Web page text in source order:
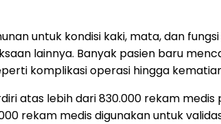
untuk kondisi kaki, mata, dan
lainnya. Banyak pasien baru
komplikasi operasi hingga
atas lebih dari 830.000 rekam
rekam medis digunakan untuk